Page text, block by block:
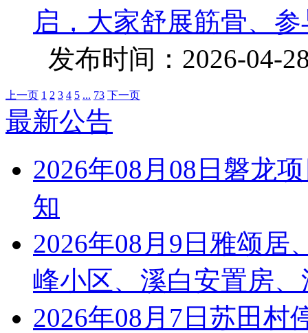
启，大家舒展筋骨、参
发布时间：2026-
上一页 1 2 3 4 5 ... 73 下一页
最新公告
2026年08月08日磐龙
知
2026年08月9日雅颂居
峰小区、溪白安置房
2026年08月7日苏田村